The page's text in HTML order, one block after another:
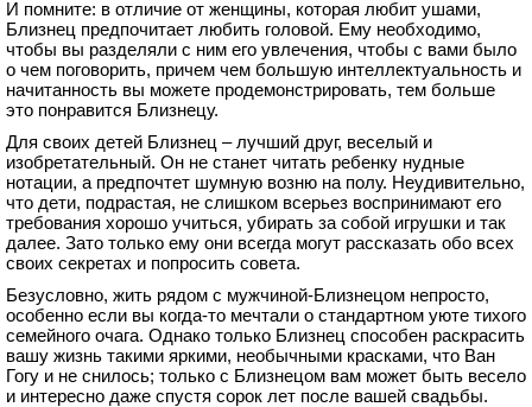
И помните: в отличие от женщины, которая любит ушами,
Близнец предпочитает любить головой. Ему необходимо,
чтобы вы разделяли с ним его увлечения, чтобы с вами было
о чем поговорить, причем чем большую интеллектуальность и
начитанность вы можете продемонстрировать, тем больше
это понравится Близнецу.
Для своих детей Близнец – лучший друг, веселый и
изобретательный. Он не станет читать ребенку нудные
нотации, а предпочтет шумную возню на полу. Неудивительно,
что дети, подрастая, не слишком всерьез воспринимают его
требования хорошо учиться, убирать за собой игрушки и так
далее. Зато только ему они всегда могут рассказать обо всех
своих секретах и попросить совета.
Безусловно, жить рядом с мужчиной-Близнецом непросто,
особенно если вы когда-то мечтали о стандартном уюте тихого
семейного очага. Однако только Близнец способен раскрасить
вашу жизнь такими яркими, необычными красками, что Ван
Гогу и не снилось; только с Близнецом вам может быть весело
и интересно даже спустя сорок лет после вашей свадьбы.